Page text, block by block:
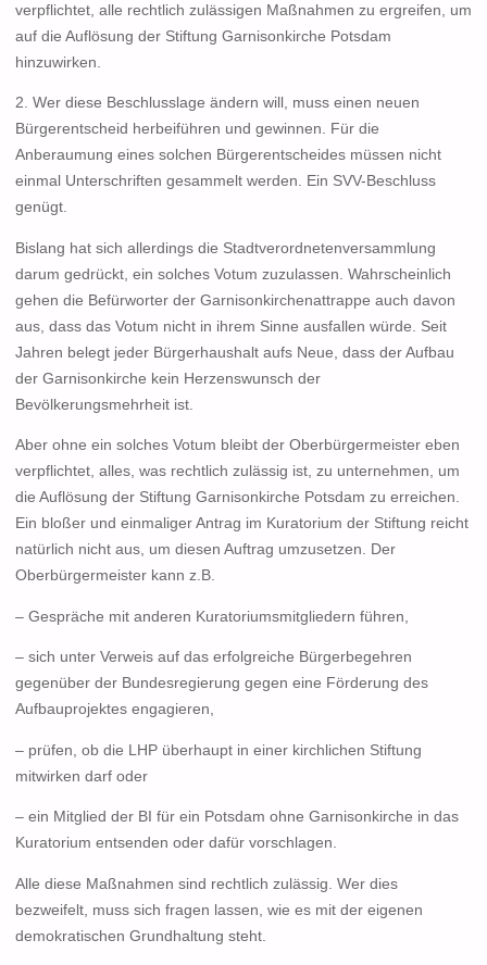
verpflichtet, alle rechtlich zulässigen Maßnahmen zu ergreifen, um
auf die Auflösung der Stiftung Garnisonkirche Potsdam
hinzuwirken.
2. Wer diese Beschlusslage ändern will, muss einen neuen
Bürgerentscheid herbeiführen und gewinnen. Für die
Anberaumung eines solchen Bürgerentscheides müssen nicht
einmal Unterschriften gesammelt werden. Ein SVV-Beschluss
genügt.
Bislang hat sich allerdings die Stadtverordnetenversammlung
darum gedrückt, ein solches Votum zuzulassen. Wahrscheinlich
gehen die Befürworter der Garnisonkirchenattrappe auch davon
aus, dass das Votum nicht in ihrem Sinne ausfallen würde. Seit
Jahren belegt jeder Bürgerhaushalt aufs Neue, dass der Aufbau
der Garnisonkirche kein Herzenswunsch der
Bevölkerungsmehrheit ist.
Aber ohne ein solches Votum bleibt der Oberbürgermeister eben
verpflichtet, alles, was rechtlich zulässig ist, zu unternehmen, um
die Auflösung der Stiftung Garnisonkirche Potsdam zu erreichen.
Ein bloßer und einmaliger Antrag im Kuratorium der Stiftung reicht
natürlich nicht aus, um diesen Auftrag umzusetzen. Der
Oberbürgermeister kann z.B.
– Gespräche mit anderen Kuratoriumsmitgliedern führen,
– sich unter Verweis auf das erfolgreiche Bürgerbegehren
gegenüber der Bundesregierung gegen eine Förderung des
Aufbauprojektes engagieren,
– prüfen, ob die LHP überhaupt in einer kirchlichen Stiftung
mitwirken darf oder
– ein Mitglied der BI für ein Potsdam ohne Garnisonkirche in das
Kuratorium entsenden oder dafür vorschlagen.
Alle diese Maßnahmen sind rechtlich zulässig. Wer dies
bezweifelt, muss sich fragen lassen, wie es mit der eigenen
demokratischen Grundhaltung steht.